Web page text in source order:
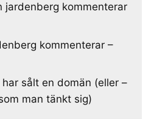
jardenberg kommenterar
kommenterar –
har sålt en domän (eller –
man tänkt sig)